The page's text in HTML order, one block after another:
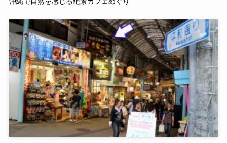
沖縄で自然を感じる絶景カフェめぐり